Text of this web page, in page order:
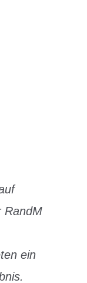
RandM
ein